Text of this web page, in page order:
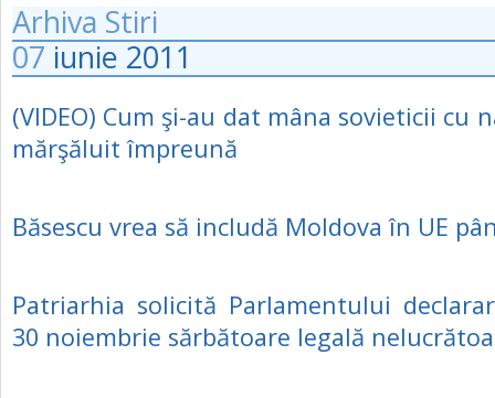
Arhiva Stiri
07 iunie 2011
(VIDEO) Cum şi-au dat mâna sovieticii cu
mărşăluit împreună
Băsescu vrea să includă Moldova în UE
Patriarhia solicită Parlamentului
30 noiembrie sărbătoare legală